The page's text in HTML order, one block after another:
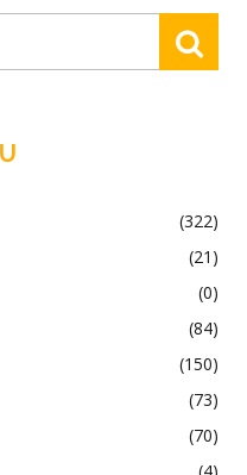
(322)
(21)
(0)
(84)
(150)
(73)
(70)
(4)